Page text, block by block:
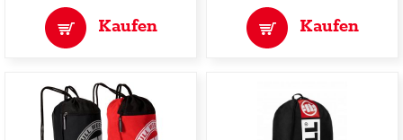
Kaufen
Kaufen